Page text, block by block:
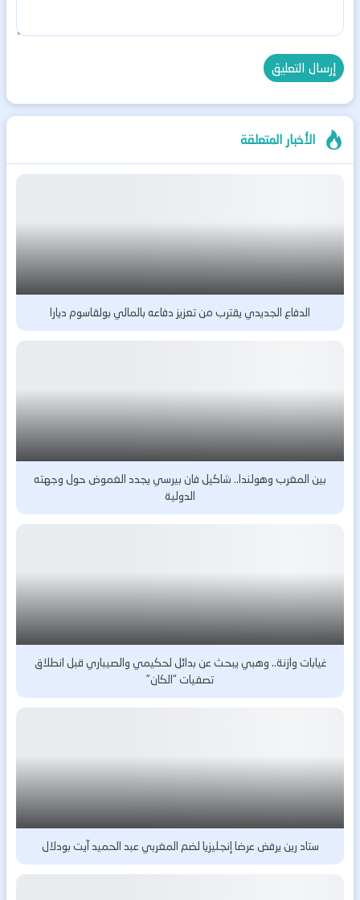
الأخبار المتعلقة
الدفاع الجديدي يقترب من تعزيز دفاعه بالمالي بولقاسوم ديارا
بين المغرب وهولندا.. شاكيل فان بيرسي يجدد الغموض حول وجهته
الدولية
غيابات وازنة.. وهبي يبحث عن بدائل لحكيمي والصيباري قبل انطلاق
تصفيات “الكان”
ستاد رين يرفض عرضا إنجليزيا لضم المغربي عبد الحميد آيت بودلال